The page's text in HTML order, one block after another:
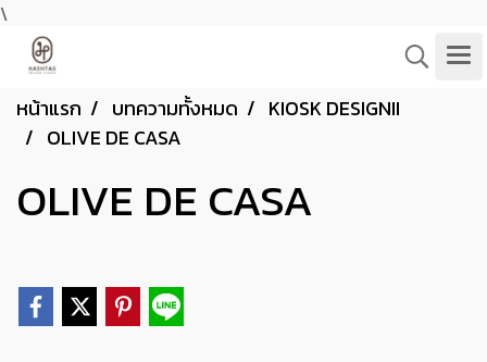
\
หน้าแรก บทความทั้งหมด
KIOSK DESIGNII
OLIVE DE CASA
OLIVE DE CASA